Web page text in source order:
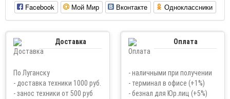
Facebook Мой Мир Вконтакте Одноклассники
Доставка
По Луганску
- доставка техники 1000 руб.
- занос техники от 500 руб
Оплата
- наличными при получении
- терминал в офисе (+1%)
- безнал для Юр.лиц (+5%)